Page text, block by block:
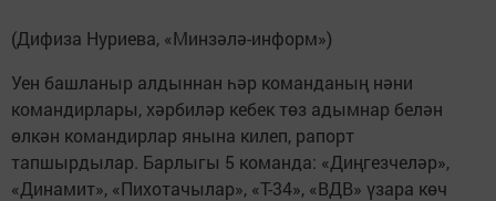
(Дифиза Нуриева, «Минзәлә-информ»)
Уен башланыр алдыннан һәр команданың нәни
командирлары, хәрбиләр кебек төз адымнар белән
өлкән командирлар янына килеп, рапорт
тапшырдылар. Барлыгы 5 команда: «Диңгезчеләр»,
«Динамит», «Пихотачылар», «Т-34», «ВДВ» үзара көч